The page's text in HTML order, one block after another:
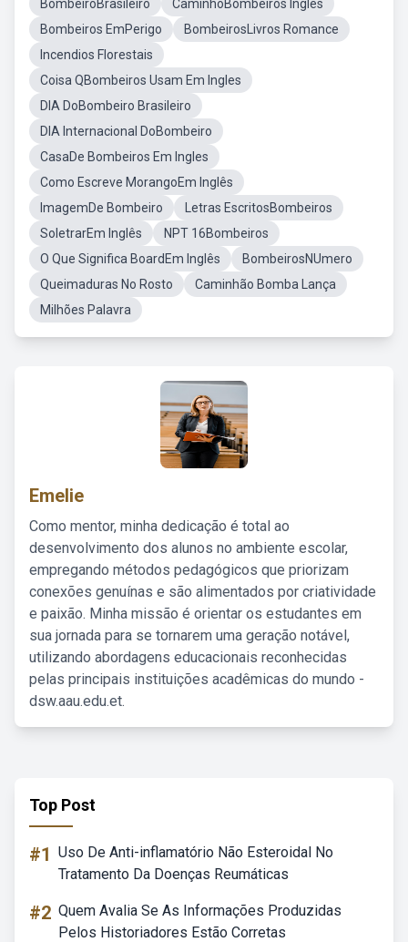
BombeiroBrasileiro
CaminhoBombeiros Ingles
Bombeiros EmPerigo
BombeirosLivros Romance
Incendios Florestais
Coisa QBombeiros Usam Em Ingles
DIA DoBombeiro Brasileiro
DIA Internacional DoBombeiro
CasaDe Bombeiros Em Ingles
Como Escreve MorangoEm Inglês
ImagemDe Bombeiro
Letras EscritosBombeiros
SoletrarEm Inglês
NPT 16Bombeiros
O Que Significa BoardEm Inglês
BombeirosNUmero
Queimaduras No Rosto
Caminhão Bomba Lança
Milhões Palavra
Emelie
Como mentor, minha dedicação é total ao
desenvolvimento dos alunos no ambiente escolar,
empregando métodos pedagógicos que priorizam
conexões genuínas e são alimentados por criatividade
e paixão. Minha missão é orientar os estudantes em
sua jornada para se tornarem uma geração notável,
utilizando abordagens educacionais reconhecidas
pelas principais instituições acadêmicas do mundo -
dsw.aau.edu.et.
Top Post
#1 Uso De Anti-inflamatório Não Esteroidal No
Tratamento Da Doenças Reumáticas
#2 Quem Avalia Se As Informações Produzidas
Pelos Historiadores Estão Corretas